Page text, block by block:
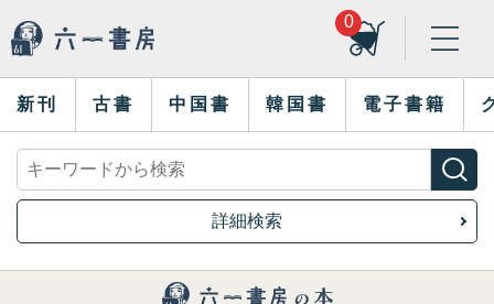
0
新刊 古書 中国書 韓国書 電子書籍
詳細検索